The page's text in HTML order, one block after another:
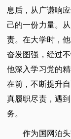
息后，从广谦响
己的一份力量。
责。在大学时，
奋发图强，经过
他深入学习党的
在前，不断提升
真履职尽责，遇
务。
作为国网泊头